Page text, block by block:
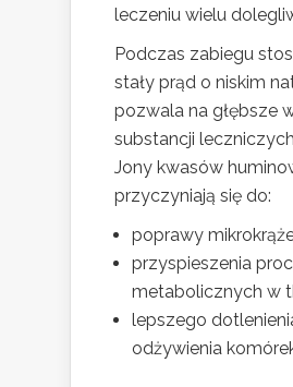
leczeniu wielu
Podczas zabiegu
stały prąd o niskim
pozwala na głębsze
substancji
Jony kwasów
przyczyniają się do:
poprawy
przyspieszenia
metabolicznych w
lepszego
odżywienia